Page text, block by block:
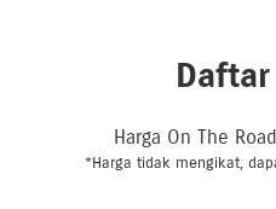
Harga On The
*Harga tidak mengikat,